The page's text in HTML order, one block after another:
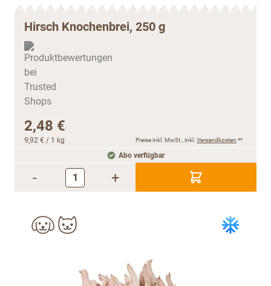
Hirsch Knochenbrei, 250 g
2,48 €
9,92 € / 1 kg Preise inkl. MwSt., inkl. Versandkosten **
Abo verfügbar
- +